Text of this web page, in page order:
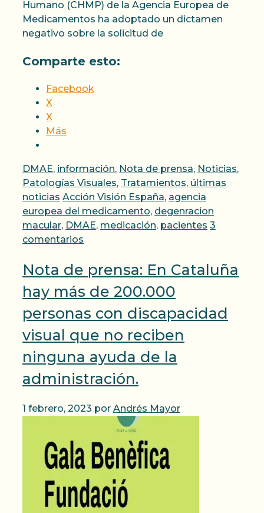
Humano (CHMP) de la Agencia Europea de
Medicamentos ha adoptado un dictamen
negativo sobre la solicitud de
Comparte esto:
Facebook
X
X
Más
Categorías
DMAE, información, Nota de prensa, Noticias,
Patologías Visuales, Tratamientos, últimas
noticias Etiquetas
Acción Visión España, agencia
europea del medicamento, degenracion
macular, DMAE, medicación, pacientes 3
comentarios
Nota de prensa: En Cataluña
hay más de 200.000
personas con discapacidad
visual que no reciben
ninguna ayuda de la
administración.
1 febrero, 2023 por Andrés Mayor